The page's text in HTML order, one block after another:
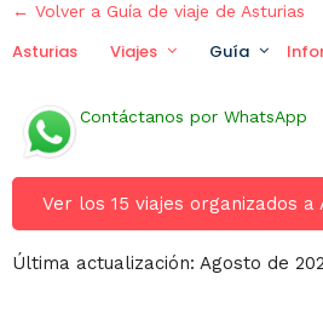
← Volver a Guía de viaje de Asturias
Asturias Viajes Guía
Contáctanos por WhatsApp
Ver los 15 viajes organizados
Última actualización: Agosto de